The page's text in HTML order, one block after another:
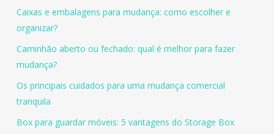
Caixas e embalagens para mudança: como escolher e
organizar?
Caminhão aberto ou fechado: qual é melhor para fazer
mudança?
Os principais cuidados para uma mudança comercial
tranquila
Box para guardar móveis: 5 vantagens do Storage Box